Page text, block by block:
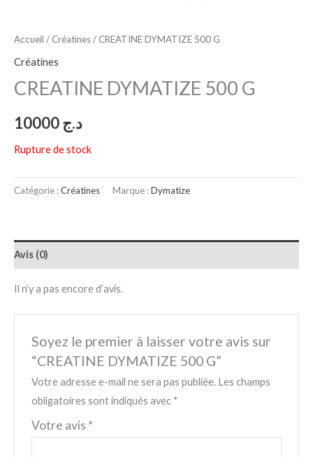
Accueil / Créatines/ CREATINE DYMATIZE 500 G
Créatines
CREATINE DYMATIZE 500 G
د.ج
Rupture de stock
Catégorie :Créatines Marque :Dymatize
Avis (0)
Il n’y a pas encore d’avis.
Soyez le premier à laisser votre avis sur
“CREATINE DYMATIZE 500 G”
Votre adresse e-mail ne sera pas publiée. Les champs
obligatoires sont indiqués avec *
Votre avis *